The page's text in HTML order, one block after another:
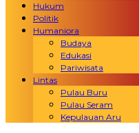
Hukum
Politik
Humaniora
Budaya
Edukasi
Pariwisata
Lintas
Pulau Buru
Pulau Seram
Kepulauan Aru